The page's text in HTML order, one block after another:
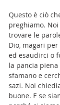
Questo è ciò
preghiamo.
trovare le
Dio, magari
ed esaudirci o
la pancia
sfamano e
sazi. Noi
buone. E se